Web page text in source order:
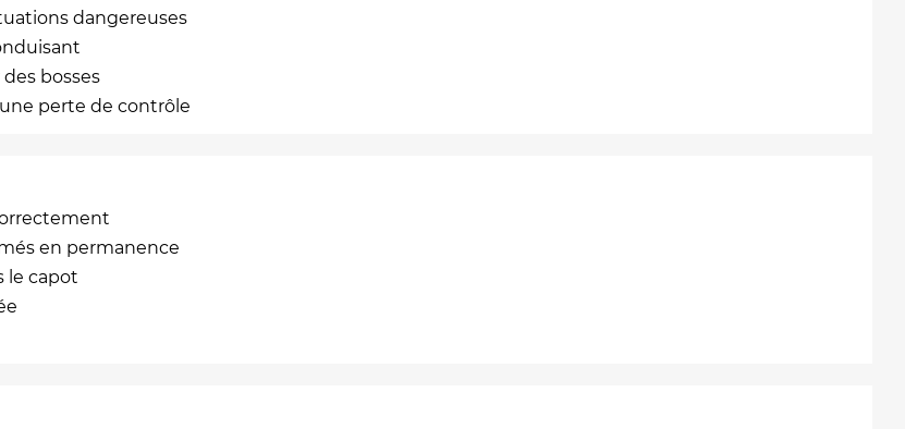
dangereuses
bosses
perte de contrôle
en permanence
le capot